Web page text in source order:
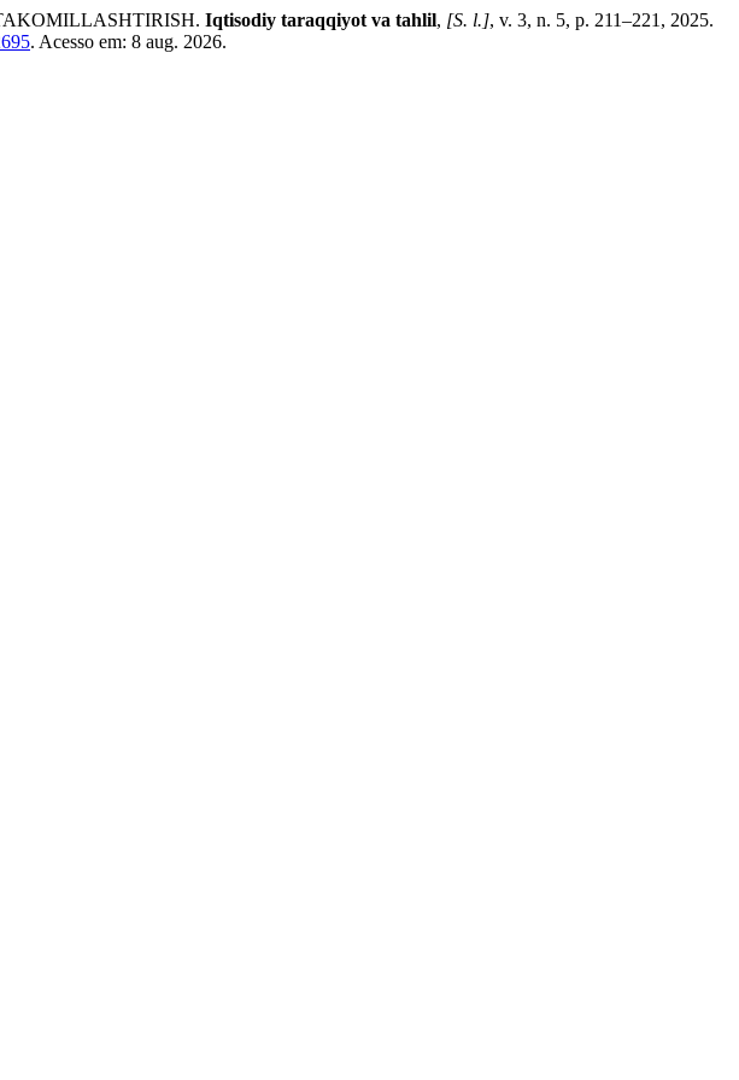
Iqtisodiy taraqqiyot va tahlil, [S. l.], v. 3, n. 5, p. 211–221, 2025.
. Acesso em: 8 aug. 2026.